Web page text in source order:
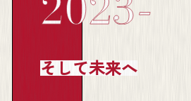
そして未来へ